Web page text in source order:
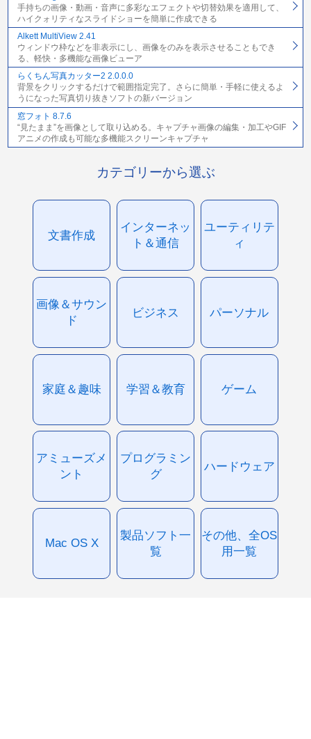
手持ちの画像・動画・音声に多彩なエフェクトや切替効果を適用して、
ハイクォリティなスライドショーを簡単に作成できる
Alkett MultiView 2.41
ウィンドウ枠などを非表示にし、画像をのみを表示させることもでき
る、軽快・多機能な画像ビューア
らくちん写真カッター2 2.0.0.0
背景をクリックするだけで範囲指定完了。さらに簡単・手軽に使えるよ
うになった写真切り抜きソフトの新バージョン
窓フォト 8.7.6
“見たまま”を画像として取り込める。キャプチャ画像の編集・加工やGIF
アニメの作成も可能な多機能スクリーンキャプチャ
カテゴリーから選ぶ
文書作成
インターネッ
ト＆通信
ユーティリテ
ィ
画像＆サウン
ド
ビジネス パーソナル
家庭＆趣味 学習＆教育 ゲーム
アミューズメ
ント
プログラミン
グ
ハードウェア
Mac OS X
製品ソフト一
覧
その他、全OS
用一覧